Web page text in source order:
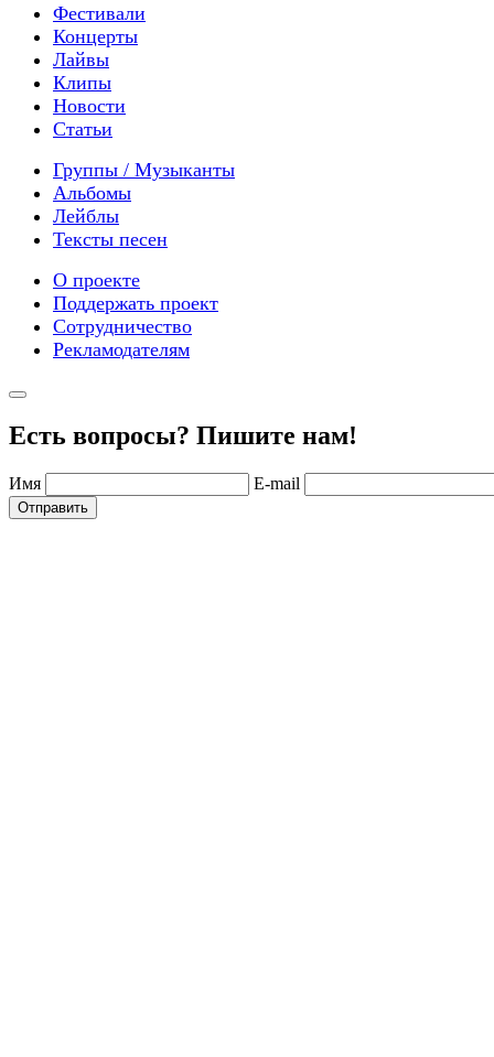
Фестивали
Концерты
Лайвы
Клипы
Новости
Статьи
Группы / Музыканты
Альбомы
Лейблы
Тексты песен
О проекте
Поддержать проект
Сотрудничество
Рекламодателям
Есть вопросы? Пишите нам!
Имя E-mail